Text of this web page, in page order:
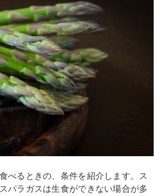
べるときの、条件を紹介します。ス
パラガスは生食ができない場合が多